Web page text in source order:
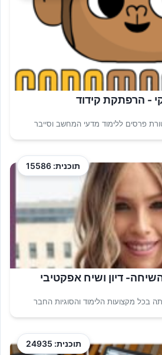
- הרפתקת קידוד
פרסים ללימוד מדעי המחשב וסייבר
תוכנית: 15586
דיון ושיח אפקטיבי
בכל מקצועות הלימוד והסוגיות החבר
תוכנית: 24935